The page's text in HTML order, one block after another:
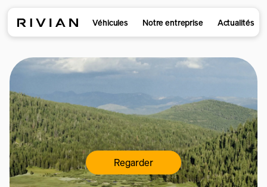
Véhicules Notre entreprise Actualités
Regarder